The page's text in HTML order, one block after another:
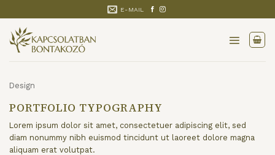
to
content
E-MAIL
Design
PORTFOLIO TYPOGRAPHY
Lorem ipsum dolor sit amet, consectetuer adipiscing elit, sed
diam nonummy nibh euismod tincidunt ut laoreet dolore magna
aliquam erat volutpat.